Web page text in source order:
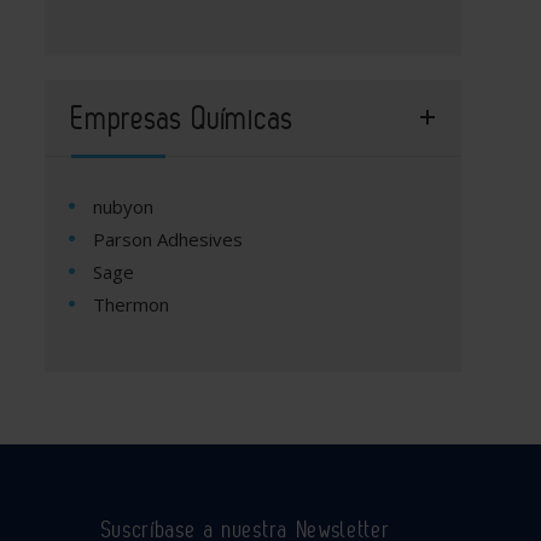
Empresas Químicas
nubyon
Parson Adhesives
Sage
Thermon
Suscríbase a nuestra Newsletter